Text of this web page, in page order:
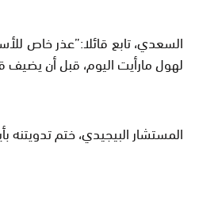
السعدي، تابع قائلا:”عذر خاص
لهول مارأيت اليوم، قبل أن يضيف
المستشار البيجيدي، ختم تدويتنه